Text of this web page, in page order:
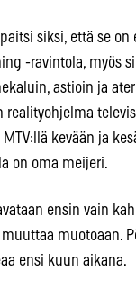
siksi, että se
-ravintola, myös
astioin ja
realityohjelma
kevään ja
on oma meijeri.
ensin vain
muotoaan.
ensi kuun aikana.